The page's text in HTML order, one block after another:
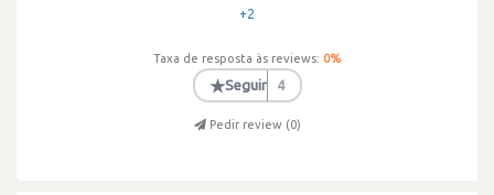
+2
Taxa de resposta às reviews: 0%
★Seguir 4
Pedir review (0)